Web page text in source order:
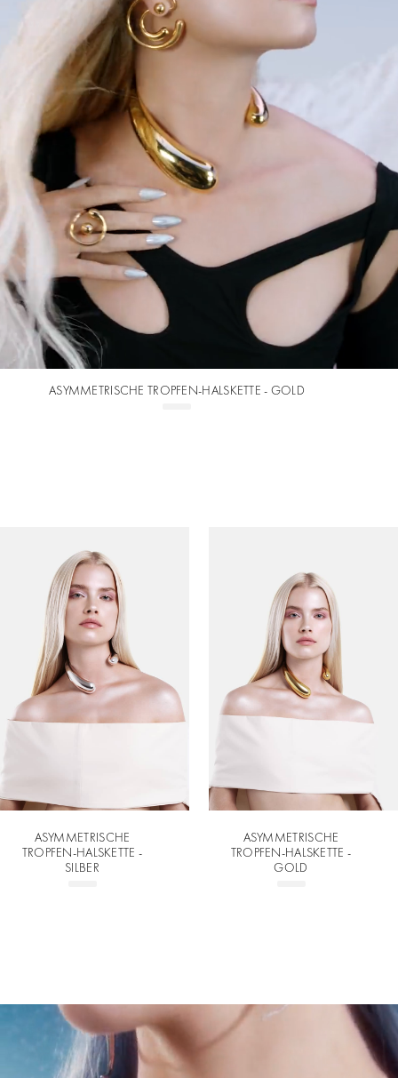
ASYMMETRISCHE TROPFEN-HALSKETTE - GOLD
ASYMMETRISCHE
TROPFEN-HALSKETTE -
SILBER
ASYMMETRISCHE
TROPFEN-HALSKETTE -
GOLD